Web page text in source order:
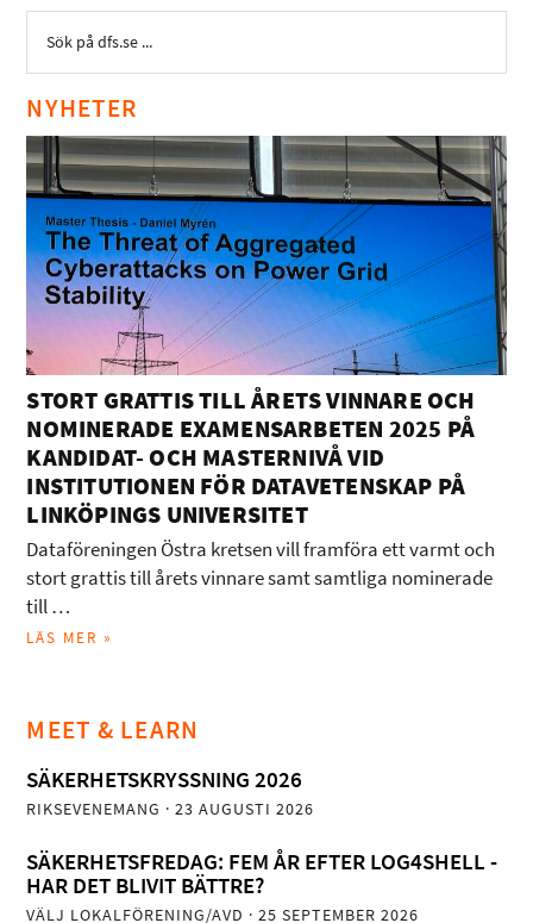
NYHETER
STORT GRATTIS TILL ÅRETS VINNARE OCH
NOMINERADE EXAMENSARBETEN 2025 PÅ
KANDIDAT- OCH MASTERNIVÅ VID
INSTITUTIONEN FÖR DATAVETENSKAP PÅ
LINKÖPINGS UNIVERSITET
Dataföreningen Östra kretsen vill framföra ett varmt och
stort grattis till årets vinnare samt samtliga nominerade
till …
LÄS MER »
MEET & LEARN
SÄKERHETSKRYSSNING 2026
RIKSEVENEMANG · 23 AUGUSTI 2026
SÄKERHETSFREDAG: FEM ÅR EFTER LOG4SHELL -
HAR DET BLIVIT BÄTTRE?
VÄLJ LOKALFÖRENING/AVD · 25 SEPTEMBER 2026